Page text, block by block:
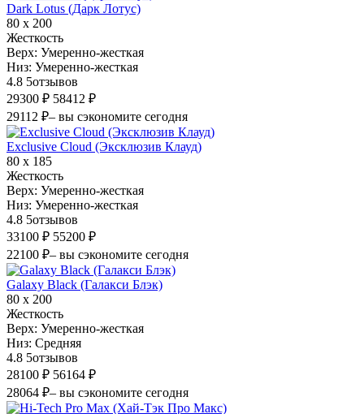
Dark Lotus (Дарк Лотус)
80 х 200
Жесткость
Верх: Умеренно-жесткая
Низ: Умеренно-жесткая
4.8 5отзывов
29300 ₽ 58412 ₽
29112 ₽– вы сэкономите сегодня
Exclusive Cloud (Эксклюзив Клауд)
80 х 185
Жесткость
Верх: Умеренно-жесткая
Низ: Умеренно-жесткая
4.8 5отзывов
33100 ₽ 55200 ₽
22100 ₽– вы сэкономите сегодня
Galaxy Black (Галакси Блэк)
80 х 200
Жесткость
Верх: Умеренно-жесткая
Низ: Средняя
4.8 5отзывов
28100 ₽ 56164 ₽
28064 ₽– вы сэкономите сегодня